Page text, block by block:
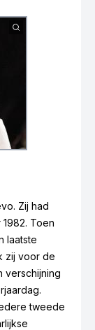
Zij had
Toen
laatste
zij voor de
verschijning
tweede